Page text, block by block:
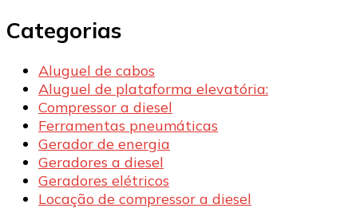
Categorias
Aluguel de cabos
Aluguel de plataforma elevatória:
Compressor a diesel
Ferramentas pneumáticas
Gerador de energia
Geradores a diesel
Geradores elétricos
Locação de compressor a diesel